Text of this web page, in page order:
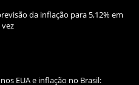
da inflação para 5,12% em
EUA e inflação no Brasil: